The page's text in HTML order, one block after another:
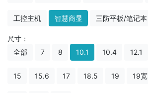
工控主机 智慧商显 三防平板/笔记本
尺寸：
全部
7 8 10.1 10.4 12.1
15 15.6 17 18.5 19 19宽